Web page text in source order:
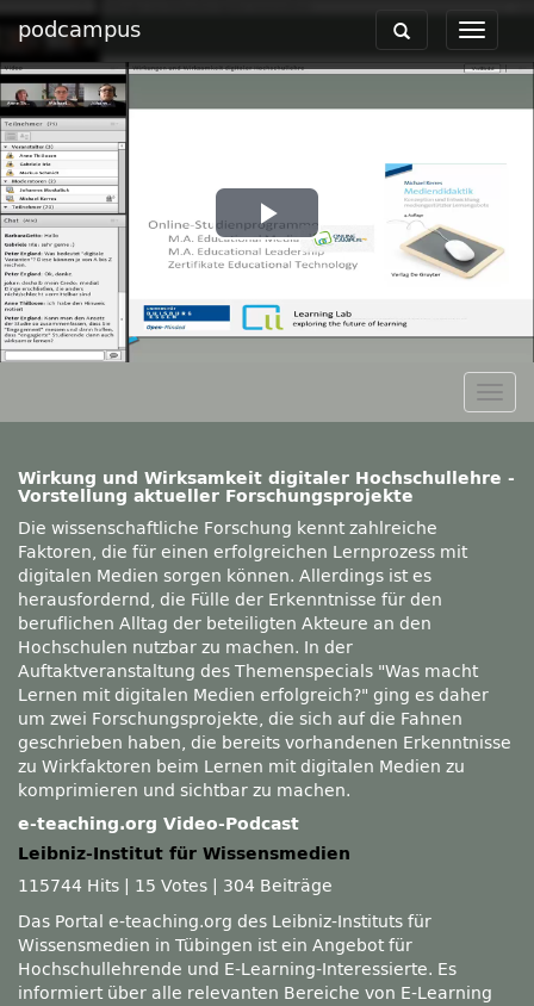
podcampus
Toggle
Toggle
navigation
Play
Wirkung und Wirksamkeit digitaler Hochschullehre -
Vorstellung aktueller Forschungsprojekte
Die wissenschaftliche Forschung kennt zahlreiche
Faktoren, die für einen erfolgreichen Lernprozess mit
digitalen Medien sorgen können. Allerdings ist es
herausfordernd, die Fülle der Erkenntnisse für den
beruflichen Alltag der beteiligten Akteure an den
Hochschulen nutzbar zu machen. In der
Auftaktveranstaltung des Themenspecials Was macht
Lernen mit digitalen Medien erfolgreich? ging es daher
um zwei Forschungsprojekte, die sich auf die Fahnen
geschrieben haben, die bereits vorhandenen Erkenntnisse
zu Wirkfaktoren beim Lernen mit digitalen Medien zu
komprimieren und sichtbar zu machen.
e-teaching.org Video-Podcast
Leibniz-Institut für Wissensmedien
115744 Hits
15 Votes
304 Beiträge
Das Portal e-teaching.org des Leibniz-Instituts für
Wissensmedien in Tübingen ist ein Angebot für
Hochschullehrende und E-Learning-Interessierte. Es
informiert über alle relevanten Bereiche von E-Learning